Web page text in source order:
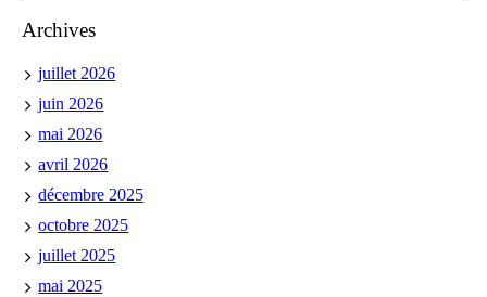
Archives
juillet 2026
juin 2026
mai 2026
avril 2026
décembre 2025
octobre 2025
juillet 2025
mai 2025